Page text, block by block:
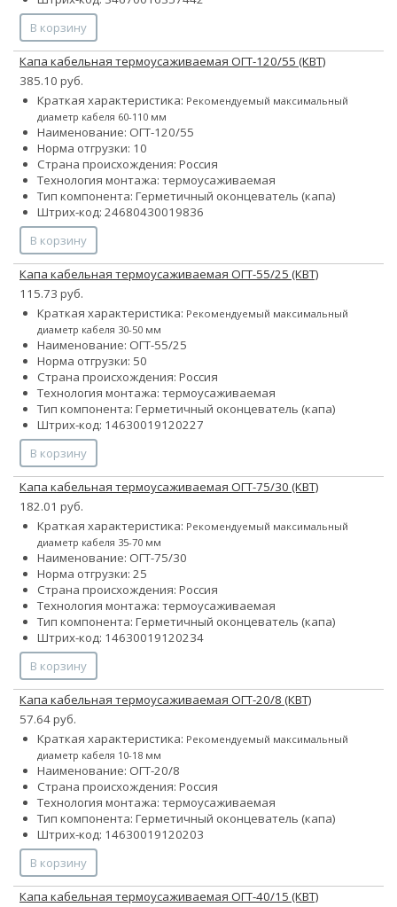
В корзину
Капа кабельная термоусаживаемая ОГТ-120/55 (КВТ)
385.10 руб.
Краткая характеристика: Рекомендуемый максимальный
диаметр кабеля 60-110 мм
Наименование: ОГТ-120/55
Норма отгрузки: 10
Страна происхождения: Россия
Технология монтажа: термоусаживаемая
Тип компонента: Герметичный оконцеватель (капа)
Штрих-код: 24680430019836
В корзину
Капа кабельная термоусаживаемая ОГТ-55/25 (КВТ)
115.73 руб.
Краткая характеристика: Рекомендуемый максимальный
диаметр кабеля 30-50 мм
Наименование: ОГТ-55/25
Норма отгрузки: 50
Страна происхождения: Россия
Технология монтажа: термоусаживаемая
Тип компонента: Герметичный оконцеватель (капа)
Штрих-код: 14630019120227
В корзину
Капа кабельная термоусаживаемая ОГТ-75/30 (КВТ)
182.01 руб.
Краткая характеристика: Рекомендуемый максимальный
диаметр кабеля 35-70 мм
Наименование: ОГТ-75/30
Норма отгрузки: 25
Страна происхождения: Россия
Технология монтажа: термоусаживаемая
Тип компонента: Герметичный оконцеватель (капа)
Штрих-код: 14630019120234
В корзину
Капа кабельная термоусаживаемая ОГТ-20/8 (КВТ)
57.64 руб.
Краткая характеристика: Рекомендуемый максимальный
диаметр кабеля 10-18 мм
Наименование: ОГТ-20/8
Страна происхождения: Россия
Технология монтажа: термоусаживаемая
Тип компонента: Герметичный оконцеватель (капа)
Штрих-код: 14630019120203
В корзину
Капа кабельная термоусаживаемая ОГТ-40/15 (КВТ)